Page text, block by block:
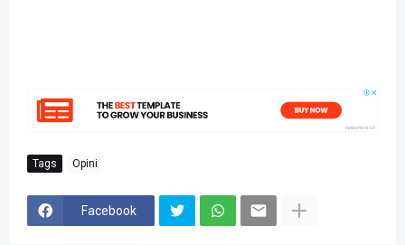
Tags Opini
Facebook